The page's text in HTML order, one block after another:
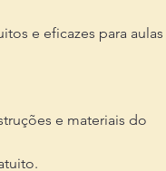
e eficazes para aulas
e materiais do